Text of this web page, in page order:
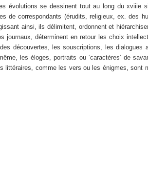
évolutions se dessinent tout au long du xviiie
de correspondants (érudits, religieux, ex. des
ainsi, ils délimitent, ordonnent et
déterminent en retour les choix
découvertes, les souscriptions, les
les éloges, portraits ou ‘caractères’ de
littéraires, comme les vers ou les énigmes,